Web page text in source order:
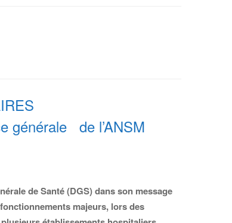
générale de l’ANSM
de Santé (DGS) dans son message
majeurs, lors des